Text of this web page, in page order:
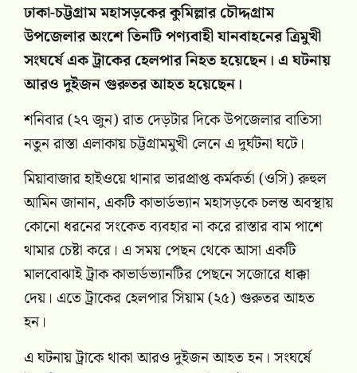
ঢাকা-চট্টগ্রাম মহাসড়কের কুমিল্লার চৌদ্দগ্রাম
উপজেলার অংশে তিনটি পণ্যবাহী যানবাহনের ত্রিমুখী
সংঘর্ষে এক ট্রাকের হেলপার নিহত হয়েছেন। এ ঘটনায়
আরও দুইজন গুরুতর আহত হয়েছেন।
শনিবার (২৭ জুন) রাত দেড়টার দিকে উপজেলার বাতিসা
নতুন রাস্তা এলাকায় চট্টগ্রামমুখী লেনে এ দুর্ঘটনা ঘটে।
মিয়াবাজার হাইওয়ে থানার ভারপ্রাপ্ত কর্মকর্তা (ওসি) রুহুল
আমিন জানান, একটি কাভার্ডভ্যান মহাসড়কে চলন্ত অবস্থায়
কোনো ধরনের সংকেত ব্যবহার না করে রাস্তার বাম পাশে
থামার চেষ্টা করে। এ সময় পেছন থেকে আসা একটি
মালবোঝাই ট্রাক কাভার্ডভ্যানটির পেছনে সজোরে ধাক্কা
দেয়। এতে ট্রাকের হেলপার সিয়াম (২৫) গুরুতর আহত
হন।
এ ঘটনায় ট্রাকে থাকা আরও দুইজন আহত হন। সংঘর্ষে